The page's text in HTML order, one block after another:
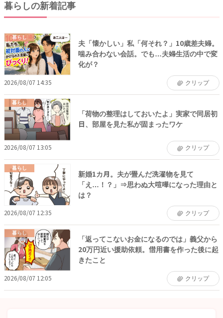
暮らしの新着記事
暮らし
夫「懐かしい」私「何それ？」10歳差夫婦。
噛み合わない会話。でも…夫婦生活の中で変
化が？
2026/08/07 14:35 クリップ
暮らし
「荷物の整理はしておいたよ」実家で同居初
日、部屋を見た私が固まったワケ
2026/08/07 13:05 クリップ
暮らし
新婚1カ月。夫が畳んだ洗濯物を見て
「え…！？」⇒思わぬ大喧嘩になった理由と
は？
2026/08/07 12:35 クリップ
暮らし
「返ってこないお金になるのでは」義父から
20万円近い援助依頼。借用書を作った後に起
きたこと
2026/08/07 12:05 クリップ